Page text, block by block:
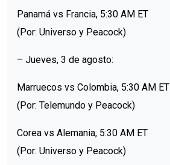
Panamá vs Francia, 5:30 AM ET
(Por: Universo y Peacock)
– Jueves, 3 de agosto:
Marruecos vs Colombia, 5:30 AM ET
(Por: Telemundo y Peacock)
Corea vs Alemania, 5:30 AM ET
(Por: Universo y Peacock)